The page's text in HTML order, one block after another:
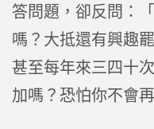
答問題，卻反問：
嗎？大抵還有興趣
甚至每年來三四十
加嗎？恐怕你不會